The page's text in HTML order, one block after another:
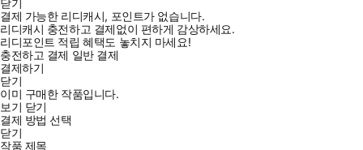
결제 가능한 리디캐시, 포인트가 없습니다.
리디캐시 충전하고 결제없이 편하게 감상하세요.
리디포인트 적립 혜택도 놓치지 마세요!
충전하고 결제 일반 결제
결제하기
닫기
이미 구매한 작품입니다.
보기 닫기
결제 방법 선택
닫기
작품 제목